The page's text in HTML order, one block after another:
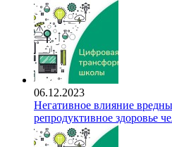
06.12.2023
Негативное влияние
репродуктивное здоровье